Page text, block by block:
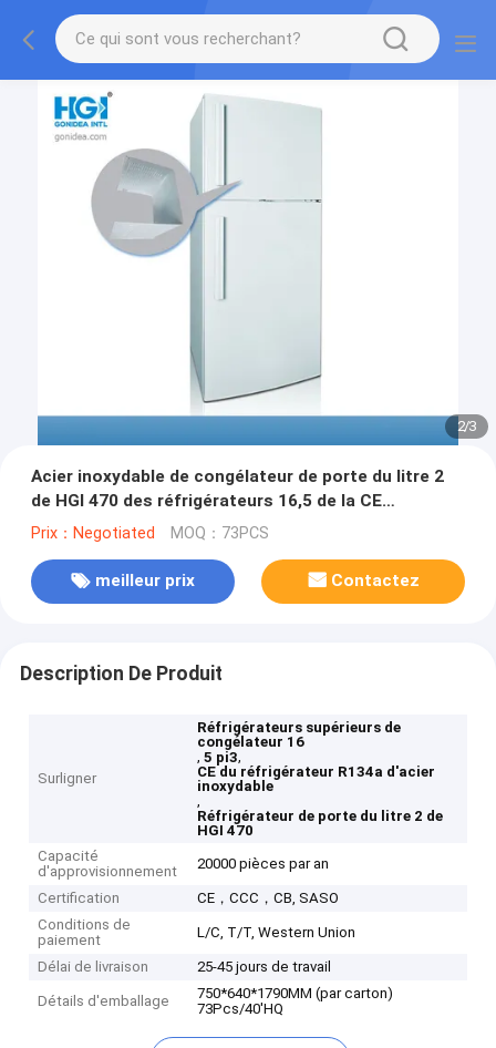
2/3
Acier inoxydable de congélateur de porte du litre 2
de HGI 470 des réfrigérateurs 16,5 de la CE
supérieure de pi3 R134a
Prix：Negotiated MOQ：73PCS
meilleur prix Contactez
Description De Produit
Surligner
Réfrigérateurs supérieurs de
congélateur 16
,5 pi3,
CE du réfrigérateur R134a d'acier
inoxydable
,
Réfrigérateur de porte du litre 2 de
HGI 470
Capacité
d'approvisionnement
20000 pièces par an
Certification
CE，CCC，CB, SASO
Conditions de
paiement
L/C, T/T, Western Union
Délai de livraison 25-45 jours de travail
Détails d'emballage
750*640*1790MM (par carton)
73Pcs/40'HQ